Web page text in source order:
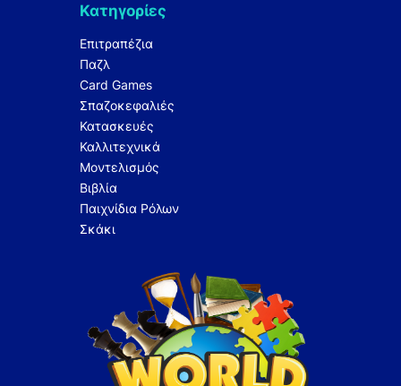
Κατηγορίες
Επιτραπέζια
Παζλ
Card Games
Σπαζοκεφαλιές
Κατασκευές
Καλλιτεχνικά
Μοντελισμός
Βιβλία
Παιχνίδια Ρόλων
Σκάκι